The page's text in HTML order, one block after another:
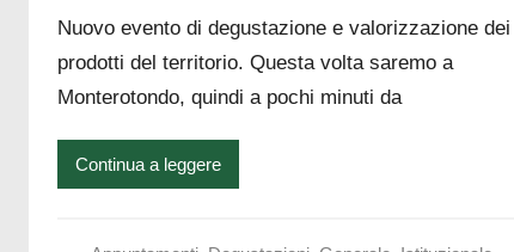
da
raccontare
Nuovo evento di degustazione e valorizzazione dei
prodotti del territorio. Questa volta saremo a
Monterotondo, quindi a pochi minuti da
Continua a leggere